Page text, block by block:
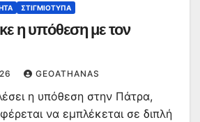
ΣΤΙΓΜΙΌΤΥΠΑ
η υπόθεση με τον
GEOATHANAS
η υπόθεση στην Πάτρα,
να εμπλέκεται σε διπλή